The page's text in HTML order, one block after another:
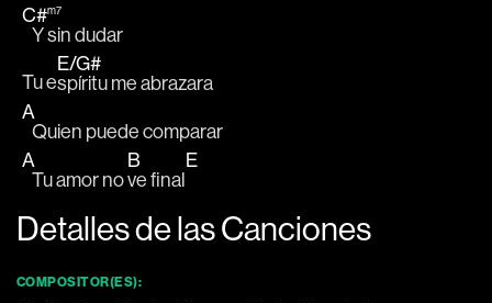
C#m7
   Y sin dudar
Tu e
E/G#
spíritu me abrazara
A
   Quien puede comparar
A
   Tu amor no
B
ve final
E
Detalles de las Canciones
COMPOSITOR(ES):